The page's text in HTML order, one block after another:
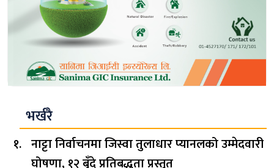
भर्खरै
नाट्टा निर्वाचनमा जिस्वा तुलाधार प्यानलको उम्मेदवारी
घोषणा, १२ बुँदे प्रतिबद्धता प्रस्तुत